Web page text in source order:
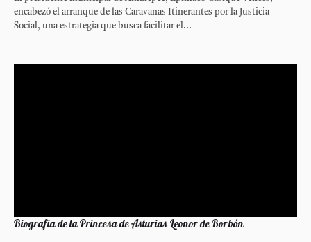
encabezó el arranque de las Caravanas Itinerantes por la Justicia
Social, una estrategia que busca facilitar el...
Biografia de la Princesa de Asturias Leonor de Borbón